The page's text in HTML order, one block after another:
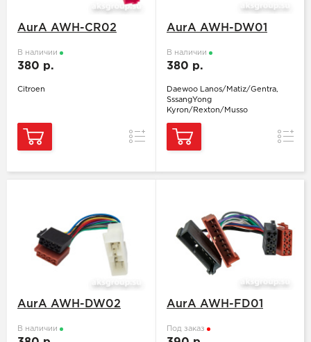
AurA AWH-CR02
В наличии
380 р.
Citroen
Сравнение
AurA AWH-DW01
В наличии
380 р.
Daewoo Lanos/Matiz/Gentra,
SssangYong
Kyron/Rexton/Musso
AurA AWH-DW02
В наличии
AurA AWH-FD01
Под заказ